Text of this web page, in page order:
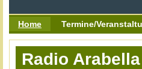
Home Termine/
Radio